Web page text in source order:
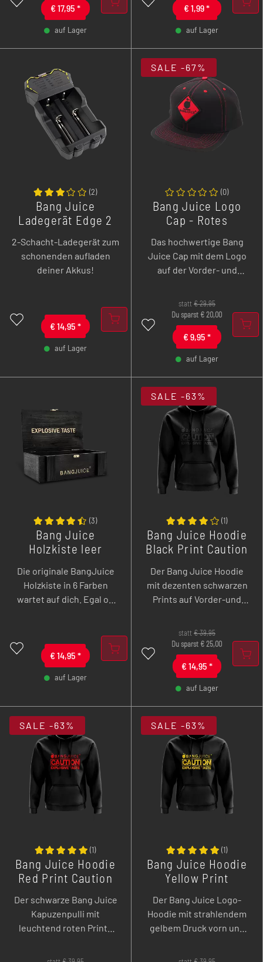
- +
€ 17,95 *
auf Lager
und einem Entladestrom
von konstant 20 Ampere
(max. 40,2 A).
- +
€ 1,99*
auf Lager
€ 14,95 *
auf Lager
(2)
Bang Juice
Ladegerät Edge 2
2-Schacht-Ladegerät zum
schonenden aufladen
deiner Akkus!
- +
statt€29,95
Du sparst € 20,00
€ 9,95 *
auf Lager
(0)
Bang Juice Logo
Cap - Rotes
Merchandise
Das hochwertige Bang
Juice Cap mit dem Logo
auf der Vorder- und
Rückseite, ist in der
Größe verstellbar, aus 100
% Baumwolle gefertigt
und hat absolutes All-
Day-Potenzial.
SALE -67%
€ 14,95 *
auf Lager
(3)
Bang Juice
Holzkiste leer
Die originale BangJuice
Holzkiste in 6 Farben
wartet auf dich. Egal ob
Lieblingsliquids, mit
dieser Schatzkiste
machst du alles richtig.
- +
statt€39,95
Du sparst € 25,00
€ 14,95 *
auf Lager
(1)
Bang Juice Hoodie
Black Print Caution
Merchandise
Der Bang Juice Hoodie
mit dezenten schwarzen
Prints auf Vorder-und
Polyester gefertigt und in
Deutschland bedruckt.
SALE -63%
(1)
Bang Juice Hoodie
Red Print Caution
Merchandise
Der schwarze Bang Juice
Kapuzenpulli mit
leuchtend roten Prints
Rückseite wurde aus 65 %
SALE -63%
(1)
Bang Juice Hoodie
Yellow Print
Merchandise
Der Bang Juice Logo-
Hoodie mit strahlendem
gelbem Druck vorn und
dieser Kapuzenpullover
SALE -63%